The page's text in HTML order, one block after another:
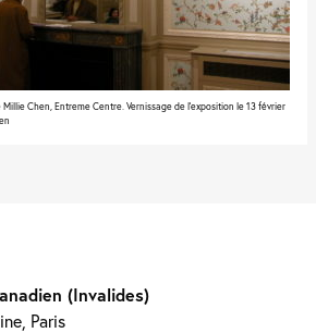
Chen, Entreme Centre. Vernissage de l'exposition le 13 février
(Invalides)
Paris